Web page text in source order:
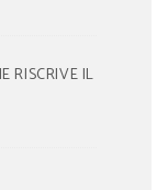
RISCRIVE IL